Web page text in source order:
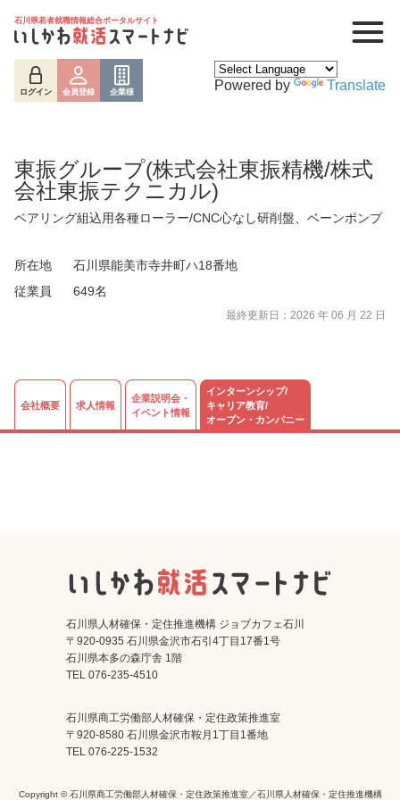
石川県若者就職情報総合ポータルサイト
ログイン 会員登録 企業様 Powered by Translate
東振グループ(株式会社東振精機/株式
会社東振テクニカル)
ベアリング組込用各種ローラー/CNC心なし研削盤、ベーンポンプ
所在地
石川県能美市寺井町ハ18番地
従業員
649名
最終更新日：2026 年 06 月 22 日
会社概要 求人情報
企業説明会・
イベント情報
インターンシップ/
キャリア教育/
オープン・カンパニー
石川県人材確保・定住推進機構 ジョブカフェ石川
〒920-0935 石川県金沢市石引4丁目17番1号
石川県本多の森庁舎 1階
TEL 076-235-4510
石川県商工労働部人材確保・定住政策推進室
〒920-8580 石川県金沢市鞍月1丁目1番地
TEL 076-225-1532
Copyright © 石川県商工労働部人材確保・定住政策推進室／石川県人材確保・定住推進機構